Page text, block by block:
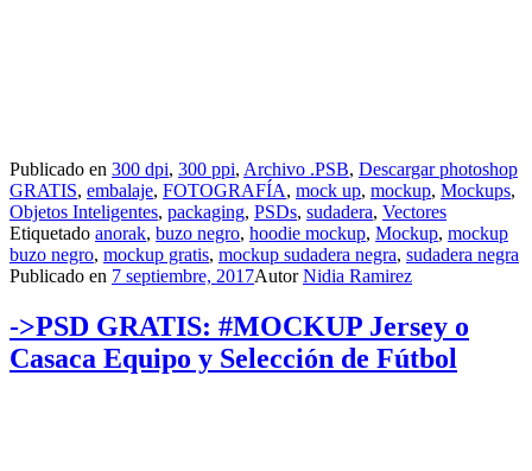
Publicado en 300 dpi, 300 ppi, Archivo .PSB, Descargar photoshop
GRATIS, embalaje, FOTOGRAFÍA, mock up, mockup, Mockups,
Objetos Inteligentes, packaging, PSDs, sudadera, Vectores
Etiquetado anorak, buzo negro, hoodie mockup, Mockup, mockup
buzo negro, mockup gratis, mockup sudadera negra, sudadera negra
Publicado en 7 septiembre, 2017AutorNidia Ramirez
->PSD GRATIS: #MOCKUP Jersey o
Casaca Equipo y Selección de Fútbol